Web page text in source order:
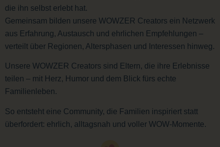
die ihn selbst erlebt hat.
Gemeinsam bilden unsere WOWZER Creators ein Netzwerk
aus Erfahrung, Austausch und ehrlichen Empfehlungen –
verteilt über Regionen, Altersphasen und Interessen hinweg.
Unsere WOWZER Creators sind Eltern, die ihre Erlebnisse
teilen – mit Herz, Humor und dem Blick fürs echte
Familienleben.
So entsteht eine Community, die Familien inspiriert statt
überfordert: ehrlich, alltagsnah und voller WOW-Momente.